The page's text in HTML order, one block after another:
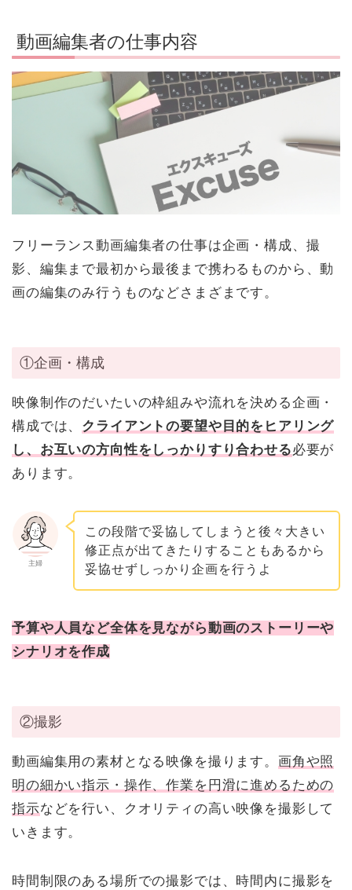
動画編集者の仕事内容
フリーランス動画編集者の仕事は企画・構成、撮
影、編集まで最初から最後まで携わるものから、動
画の編集のみ行うものなどさまざまです。
①企画・構成
映像制作のだいたいの枠組みや流れを決める企画・
構成では、 クライアントの要望や目的をヒアリング
し、お互いの方向性をしっかりすり合わせる必要が
あります。
主婦
この段階で妥協してしまうと後々大きい
修正点が出てきたりすることもあるから
妥協せずしっかり企画を行うよ
予算や人員など全体を見ながら動画のストーリーや
シナリオを作成
②撮影
動画編集用の素材となる映像を撮ります。 画角や照
明の細かい指示・操作、作業を円滑に進めるための
指示などを行い、クオリティの高い映像を撮影して
いきます。
時間制限のある場所での撮影では、時間内に撮影を